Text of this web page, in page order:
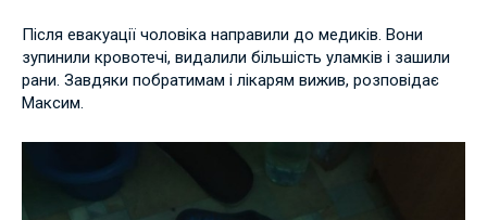
Після евакуації чоловіка направили до медиків. Вони
зупинили кровотечі, видалили більшість уламків і зашили
рани. Завдяки побратимам і лікарям вижив, розповідає
Максим.